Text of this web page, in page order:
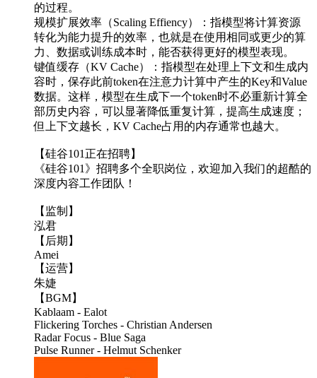
的过程。
规模扩展效率（Scaling Effiency）：指模型将计算资源
转化为能力提升的效率，也就是在使用相同或更少的算
力、数据或训练成本时，能否获得更好的模型表现。
键值缓存（KV Cache）：指模型在处理上下文和生成内
容时，保存此前token在注意力计算中产生的Key和Value
数据。这样，模型在生成下一个token时不必重新计算全
部历史内容，可以显著降低重复计算，提高生成速度；
但上下文越长，KV Cache占用的内存通常也越大。
【硅谷101正在招聘】
《硅谷101》招聘多个全职岗位，欢迎加入我们的超酷的
深度内容工作团队！
【监制】
泓君
【后期】
Amei
【运营】
朱婕
【BGM】
Kablaam - Ealot
Flickering Torches - Christian Andersen
Radar Focus - Blue Saga
Pulse Runner - Helmut Schenker